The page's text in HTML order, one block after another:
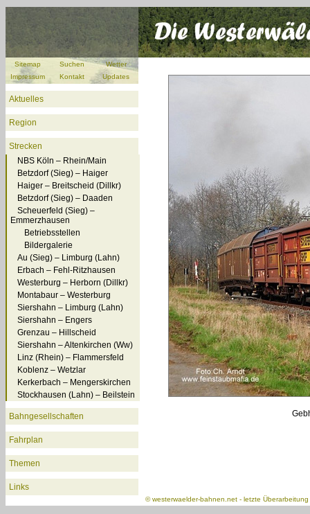
Sitemap Suchen
Wetter
Impressum
Kontakt Updates
Aktuelles
Region
Strecken
NBS Köln – Rhein/Main
Betzdorf (Sieg) – Haiger
Haiger – Breitscheid (Dillkr)
Betzdorf (Sieg) – Daaden
Scheuerfeld (Sieg) –
Emmerzhausen
Betriebsstellen
Bildergalerie
Au (Sieg) – Limburg (Lahn)
Erbach – Fehl-Ritzhausen
Westerburg – Herborn (Dillkr)
Montabaur – Westerburg
Siershahn – Limburg (Lahn)
Siershahn – Engers
Grenzau – Hillscheid
Siershahn – Altenkirchen (Ww)
Linz (Rhein) – Flammersfeld
Koblenz – Wetzlar
Kerkerbach – Mengerskirchen
Stockhausen (Lahn) – Beilstein
Bahngesellschaften
Fahrplan
Themen
Links
©westerwaelder-bahnen.net - letzte